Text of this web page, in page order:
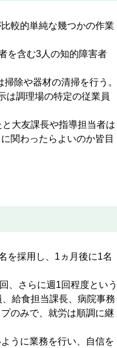
較的単純な幾つかの作業
を含む3人の知的障害者
除や器材の清掃を行う。
は調理場の特定の従業員
大友課長や指導担当者は
関わったらよいのか皆目
を採用し、1ヵ月後に1名
、さらに週1回程度という
給食担当課長、病院事務
のみで、就労は順調に継
うに業務を行い、自信を